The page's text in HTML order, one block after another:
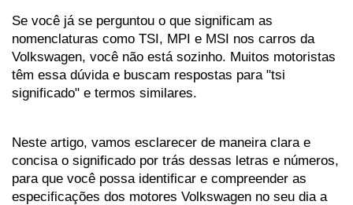
Se você já se perguntou o que significam as
nomenclaturas como TSI, MPI e MSI nos carros da
Volkswagen, você não está sozinho. Muitos motoristas
têm essa dúvida e buscam respostas para "tsi
significado" e termos similares.
Neste artigo, vamos esclarecer de maneira clara e
concisa o significado por trás dessas letras e números,
para que você possa identificar e compreender as
especificações dos motores Volkswagen no seu dia a